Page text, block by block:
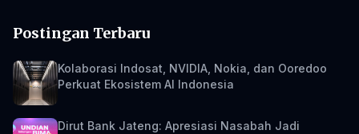
Postingan Terbaru
Kolaborasi Indosat, NVIDIA, Nokia, dan Ooredoo
Perkuat Ekosistem AI Indonesia
Dirut Bank Jateng: Apresiasi Nasabah Jadi